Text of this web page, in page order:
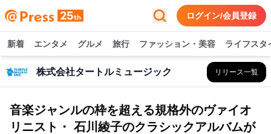
ログイン/会員登録
新着 エンタメ グルメ 旅行 ファッション・美容 ライフスタ
株式会社タートルミュージック リリース一覧
音楽ジャンルの枠を超える規格外のヴァイオ
リニスト・ 石川綾子のクラシックアルバムが